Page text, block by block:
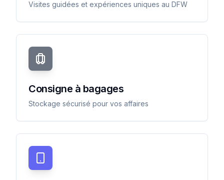
Visites guidées et expériences uniques au DFW
Consigne à bagages
Stockage sécurisé pour vos affaires